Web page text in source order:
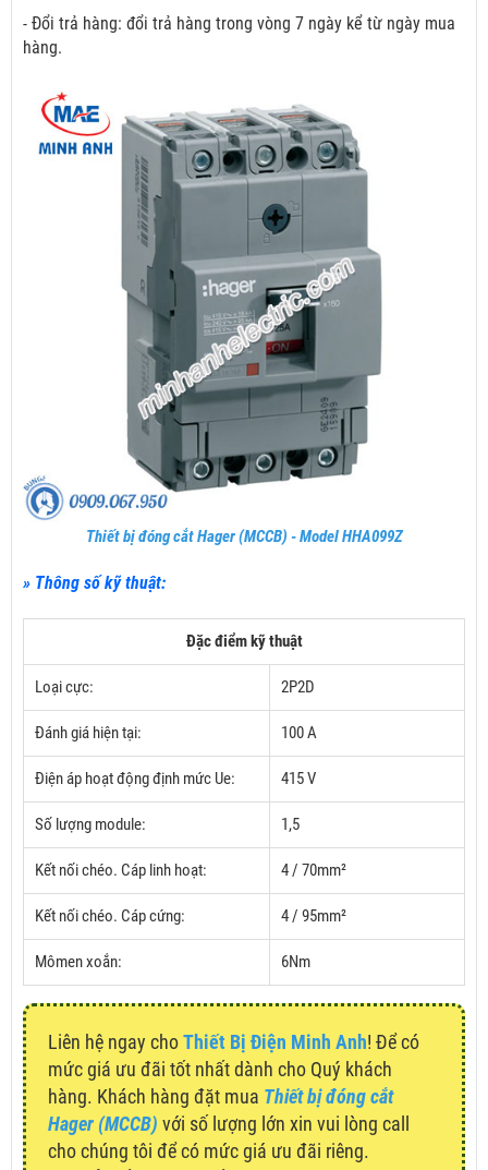
- Đổi trả hàng: đổi trả hàng trong vòng 7 ngày kể từ ngày mua
hàng.
Thiết bị đóng cắt Hager (MCCB) - Model HHA099Z
» Thông số kỹ thuật:
Đặc điểm kỹ thuật
Loại cực: 2P2D
Đánh giá hiện tại: 100 A
Điện áp hoạt động định mức Ue: 415 V
Số lượng module: 1,5
Kết nối chéo. Cáp linh hoạt: 4 / 70mm²
Kết nối chéo. Cáp cứng: 4 / 95mm²
Mômen xoắn: 6Nm
Liên hệ ngay choThiết Bị Điện Minh Anh! Để có
mức giá ưu đãi tốt nhất dành cho Quý khách
hàng. Khách hàng đặt mua Thiết bị đóng cắt
Hager (MCCB) với số lượng lớn xin vui lòng call
cho chúng tôi để có mức giá ưu đãi riêng.